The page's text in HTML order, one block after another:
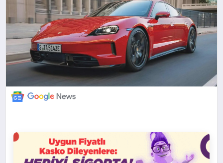
OTOMOBIL
KÜNYE
İLETIŞIM